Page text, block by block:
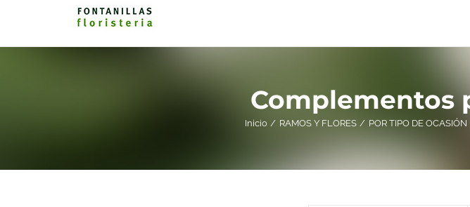
Complementos
Inicio RAMOS Y FLORES POR TIPO DE OCASIÓN